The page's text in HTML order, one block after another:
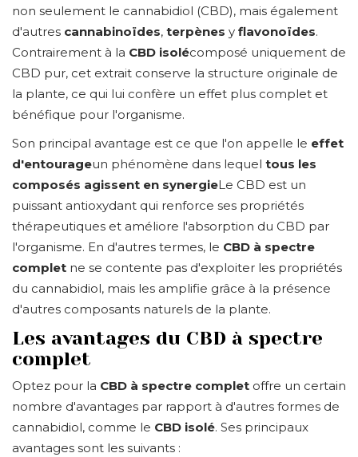
non seulement le cannabidiol (CBD), mais également
d'autres cannabinoïdes, terpènes y flavonoïdes.
Contrairement à la CBD isolécomposé uniquement de
CBD pur, cet extrait conserve la structure originale de
la plante, ce qui lui confère un effet plus complet et
bénéfique pour l'organisme.
Son principal avantage est ce que l'on appelle le effet
d'entourageun phénomène dans lequel tous les
composés agissent en synergieLe CBD est un
puissant antioxydant qui renforce ses propriétés
thérapeutiques et améliore l'absorption du CBD par
l'organisme. En d'autres termes, le CBD à spectre
complet ne se contente pas d'exploiter les propriétés
du cannabidiol, mais les amplifie grâce à la présence
d'autres composants naturels de la plante.
Les avantages du CBD à spectre
complet
Optez pour la CBD à spectre complet offre un certain
nombre d'avantages par rapport à d'autres formes de
cannabidiol, comme le CBD isolé. Ses principaux
avantages sont les suivants :